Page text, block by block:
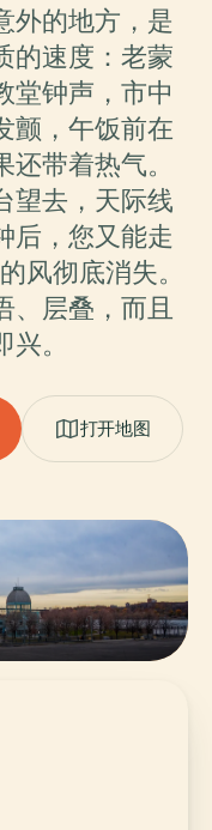
外的地方，是
的速度：老蒙
堂钟声，市中
颤，午饭前在
带着热气。
望去，天际线
后，您又能走
风彻底消失。
、层叠，而且
。
打开地图